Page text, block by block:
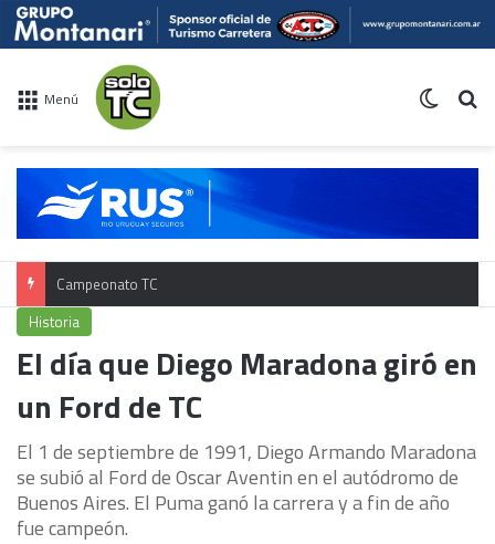
Menú
Campeonato TC
Historia
El día que Diego Maradona giró en
un Ford de TC
El 1 de septiembre de 1991, Diego Armando Maradona
se subió al Ford de Oscar Aventin en el autódromo de
Buenos Aires. El Puma ganó la carrera y a fin de año
fue campeón.